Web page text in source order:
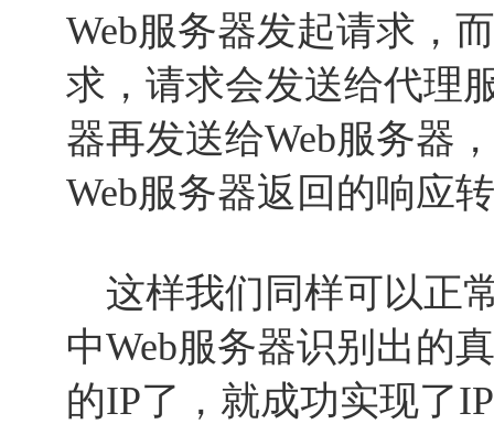
Web服务器发起请求，
求，请求会发送给代理
器再发送给Web服务器
Web服务器返回的响应
这样我们同样可以正
中Web服务器识别出的
的IP了，就成功实现了